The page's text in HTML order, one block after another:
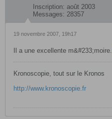
Inscription: août 2003
Messages: 28357
19 novembre 2007, 19h17
Il a une excellente m&#233;moire.
Kronoscopie, tout sur le Kronos
http://www.kronoscopie.fr